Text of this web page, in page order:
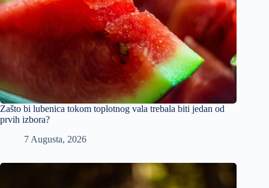
Zašto bi lubenica tokom toplotnog vala trebala biti jedan od
prvih izbora?
7 Augusta, 2026